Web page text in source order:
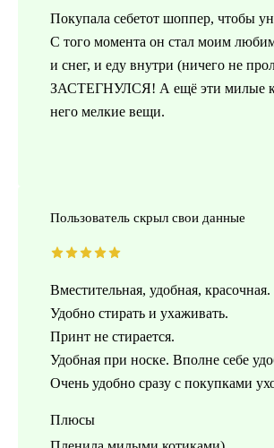
Покупала себетот шоппер, чтобы
С того момента он стал моим
и снег, и еду внутри (ничего не
ЗАСТЕГНУЛСЯ! А ещё эти милые
него мелкие вещи.
Пользователь скрыл свои данные
Вместительная, удобная, красочная.
Удобно стирать и ухаживать.
Принт не стирается.
Удобная при носке. Вполне себе
Очень удобно сразу с покупками
Плюсы